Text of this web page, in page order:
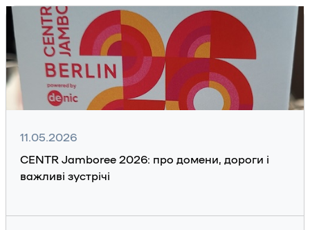
11.05.2026
CENTR Jamboree 2026: про домени, дороги і
важливі зустрічі